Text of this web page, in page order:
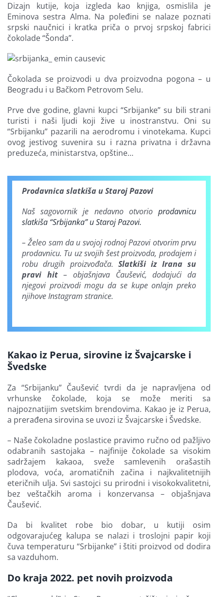
Dizajn kutije, koja izgleda kao knjiga, osmislila je
Eminova sestra Alma. Na poleđini se nalaze poznati
srpski naučnici i kratka priča o prvoj srpskoj fabrici
čokolade “Šonda”.
Čokolada se proizvodi u dva proizvodna pogona – u
Beogradu i u Bačkom Petrovom Selu.
Prve dve godine, glavni kupci “Srbijanke” su bili strani
turisti i naši ljudi koji žive u inostranstvu. Oni su
“Srbijanku” pazarili na aerodromu i vinotekama. Kupci
ovog jestivog suvenira su i razna privatna i državna
preduzeća, ministarstva, opštine…
Prodavnica slatkiša u Staroj Pazovi
Naš sagovornik je nedavno otvorio prodavnicu
slatkiša “Srbijanka” u Staroj Pazovi.
– Želeo sam da u svojoj rodnoj Pazovi otvorim prvu
prodavnicu. Tu uz svojih šest proizvoda, prodajem i
robu drugih proizvođača. Slatkiši iz Irana su
pravi hit– objašnjava Čaušević, dodajući da
njegovi proizvodi mogu da se kupe onlajn preko
njihove Instagram stranice.
Kakao iz Perua, sirovine iz Švajcarske i
Švedske
Za “Srbijanku” Čaušević tvrdi da je napravljena od
vrhunske čokolade, koja se može meriti sa
najpoznatijim svetskim brendovima. Kakao je iz Perua,
a prerađena sirovina se uvozi iz Švajcarske i Švedske.
– Naše čokoladne poslastice pravimo ručno od pažljivo
odabranih sastojaka – najfinije čokolade sa visokim
sadržajem kakaoa, sveže samlevenih orašastih
plodova, voća, aromatičnih začina i najkvalitetnijih
eteričnih ulja. Svi sastojci su prirodni i visokokvalitetni,
bez veštačkih aroma i konzervansa – objašnjava
Čaušević.
Da bi kvalitet robe bio dobar, u kutiji osim
odgovarajućeg kalupa se nalazi i troslojni papir koji
čuva temperaturu “Srbijanke” i štiti proizvod od dodira
sa vazduhom.
Do kraja 2022. pet novih proizvoda